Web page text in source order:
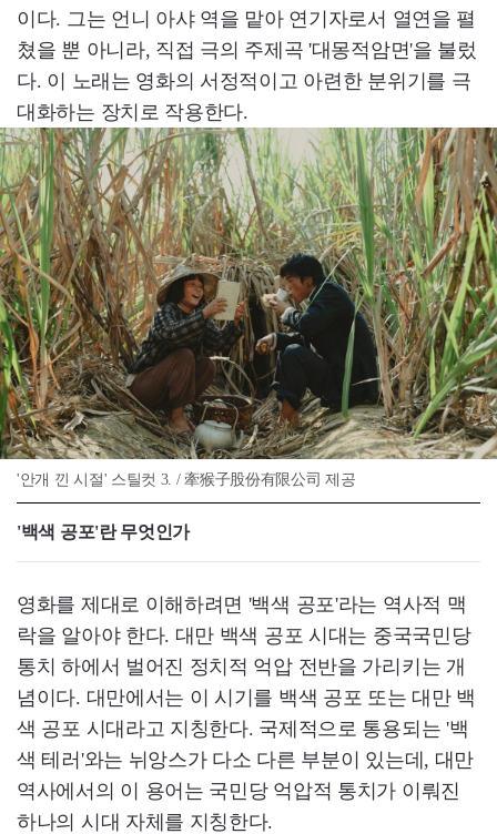
이다. 그는 언니 아샤 역을 맡아 연기자로서 열연을 펼
쳤을 뿐 아니라, 직접 극의 주제곡 '대몽적암면'을 불렀
다. 이 노래는 영화의 서정적이고 아련한 분위기를 극
대화하는 장치로 작용한다.
'안개 낀 시절' 스틸컷 3. / 牽猴子股份有限公司 제공
'백색 공포'란 무엇인가
영화를 제대로 이해하려면 '백색 공포'라는 역사적 맥
락을 알아야 한다. 대만 백색 공포 시대는 중국국민당
통치 하에서 벌어진 정치적 억압 전반을 가리키는 개
념이다. 대만에서는 이 시기를 백색 공포 또는 대만 백
색 공포 시대라고 지칭한다. 국제적으로 통용되는 '백
색 테러'와는 뉘앙스가 다소 다른 부분이 있는데, 대만
역사에서의 이 용어는 국민당 억압적 통치가 이뤄진
하나의 시대 자체를 지칭한다.